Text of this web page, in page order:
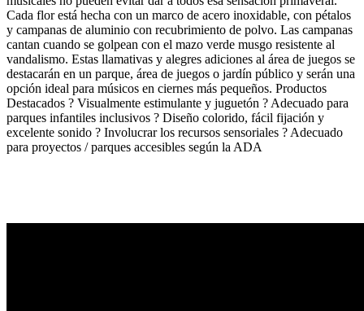
Cada flor está hecha con un marco de acero inoxidable, con pétalos
y campanas de aluminio con recubrimiento de polvo. Las campanas
cantan cuando se golpean con el mazo verde musgo resistente al
vandalismo. Estas llamativas y alegres adiciones al área de juegos se
destacarán en un parque, área de juegos o jardín público y serán una
opción ideal para músicos en ciernes más pequeños. Productos
Destacados ? Visualmente estimulante y juguetón ? Adecuado para
parques infantiles inclusivos ? Diseño colorido, fácil fijación y
excelente sonido ? Involucrar los recursos sensoriales ? Adecuado
para proyectos / parques accesibles según la ADA